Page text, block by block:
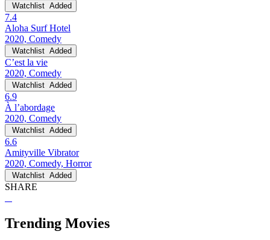
Watchlist Added
7.4
Aloha Surf Hotel
2020, Comedy
Watchlist Added
C’est la vie
2020, Comedy
Watchlist Added
6.9
À l’abordage
2020, Comedy
Watchlist Added
6.6
Amityville Vibrator
2020, Comedy, Horror
Watchlist Added
SHARE
Trending Movies